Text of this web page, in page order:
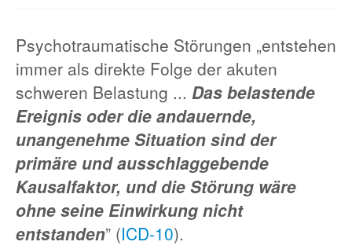
Psychotraumatische Störungen „entstehen
immer als direkte Folge der akuten
schweren Belastung ... Das belastende
Ereignis oder die andauernde,
unangenehme Situation sind der
primäre und ausschlaggebende
Kausalfaktor, und die Störung wäre
ohne seine Einwirkung nicht
entstanden” (ICD-10).